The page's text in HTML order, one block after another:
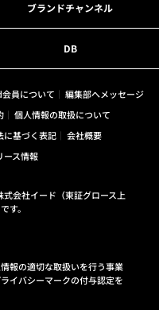
ブランドチャンネル
DB
員について
編集部へメッセージ
個人情報の取扱について
に基づく表記
会社概要
ース情報
会社イード（東証グロース上
す。
報の適切な取扱いを行う事業
イバシーマークの付与認定を